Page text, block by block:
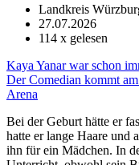
Landkreis
27.07.2026
114 x gelesen
Kaya Yanar war schon
Der Comedian kommt
Arena
Bei der Geburt hätte er
hatte er lange Haare und
ihn für ein Mädchen. In